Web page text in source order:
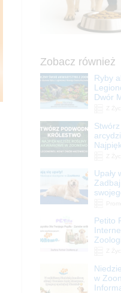
Zobacz również
Ryby
Dwór
Dwór
Upały
Petito
|
w